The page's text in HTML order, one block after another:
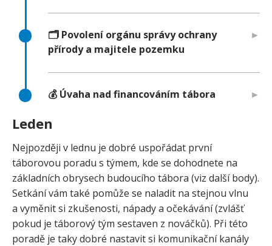
🗂️ Povolení orgánu správy ochrany
přírody a majitele pozemku
💰 Úvaha nad financováním tábora
Leden
Nejpozději v lednu je dobré uspořádat první
táborovou poradu s týmem, kde se dohodnete na
základních obrysech budoucího tábora (viz další body).
Setkání vám také pomůže se naladit na stejnou vlnu
a vyměnit si zkušenosti, nápady a očekávání (zvlášť
pokud je táborový tým sestaven z nováčků). Při této
poradě je taky dobré nastavit si komunikační kanály